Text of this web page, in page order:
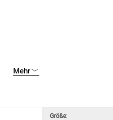
Mehr
Größe: